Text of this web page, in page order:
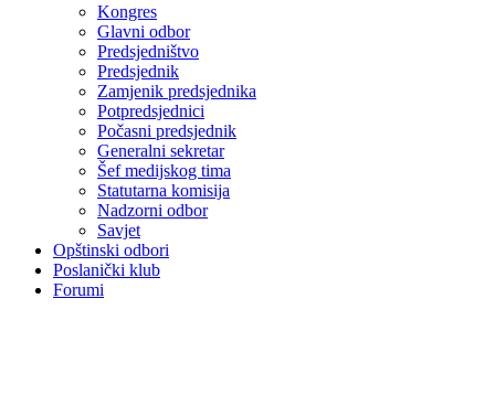
Kongres
Glavni odbor
Predsjedništvo
Predsjednik
Zamjenik predsjednika
Potpredsjednici
Počasni predsjednik
Generalni sekretar
Šef medijskog tima
Statutarna komisija
Nadzorni odbor
Savjet
Opštinski odbori
Poslanički klub
Forumi